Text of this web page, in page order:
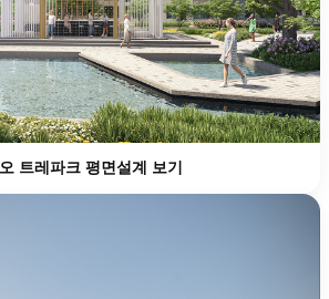
트레파크 평면설계 보기